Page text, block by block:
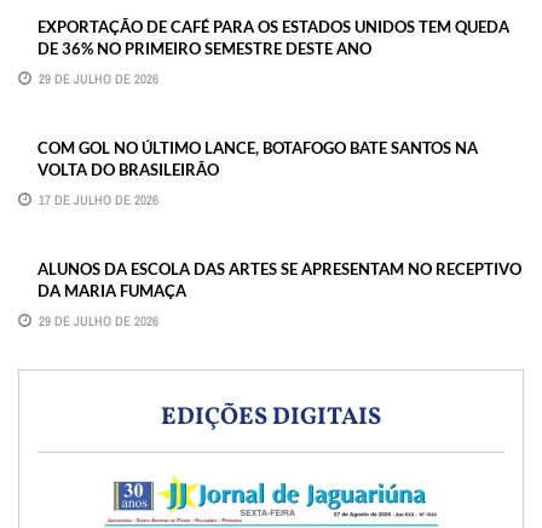
EXPORTAÇÃO DE CAFÉ PARA OS ESTADOS UNIDOS TEM QUEDA
DE 36% NO PRIMEIRO SEMESTRE DESTE ANO
29 DE JULHO DE 2026
COM GOL NO ÚLTIMO LANCE, BOTAFOGO BATE SANTOS NA
VOLTA DO BRASILEIRÃO
17 DE JULHO DE 2026
ALUNOS DA ESCOLA DAS ARTES SE APRESENTAM NO RECEPTIVO
DA MARIA FUMAÇA
29 DE JULHO DE 2026
EDIÇÕES DIGITAIS